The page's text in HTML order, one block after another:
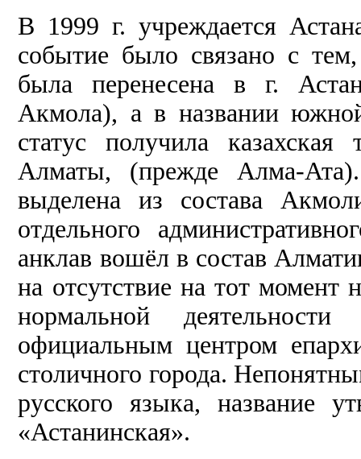
В 1999 г. учреждается
событие было связано с
была перенесена в г.
Акмола), а в названии
статус получила
Алматы, (прежде Алма-
выделена из состава
отдельного
анклав вошёл в состав
на отсутствие на тот момент
нормальной деятельности
официальным центром
столичного города.
русского языка, название
«Астанинская».